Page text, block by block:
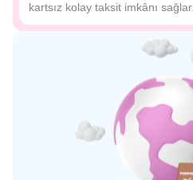
kartsız kolay taksit imkânı sağlar.